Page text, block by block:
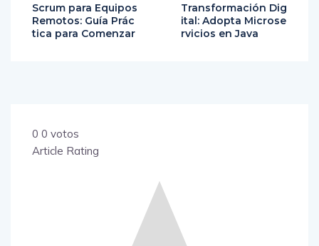
Scrum para Equipos
Remotos: Guía Prác
tica para Comenzar
Transformación Dig
ital: Adopta Microse
rvicios en Java
0 0 votos
Article Rating